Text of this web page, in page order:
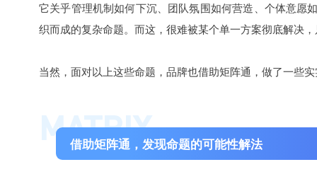
它关乎管理机制如何下沉、团队氛围如何营造、个体意
织而成的复杂命题。而这，很难被某个单一方案彻底解决
当然，面对以上这些命题，品牌也借助矩阵通，做了一些
MATRIX
借助矩阵通，发现命题的可能性解法